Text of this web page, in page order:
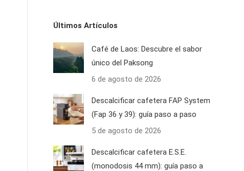
Últimos Artículos
Café de Laos: Descubre el sabor
único del Paksong
6 de agosto de 2026
Descalcificar cafetera FAP System
(Fap 36 y 39): guía paso a paso
5 de agosto de 2026
Descalcificar cafetera E.S.E.
(monodosis 44 mm): guía paso a